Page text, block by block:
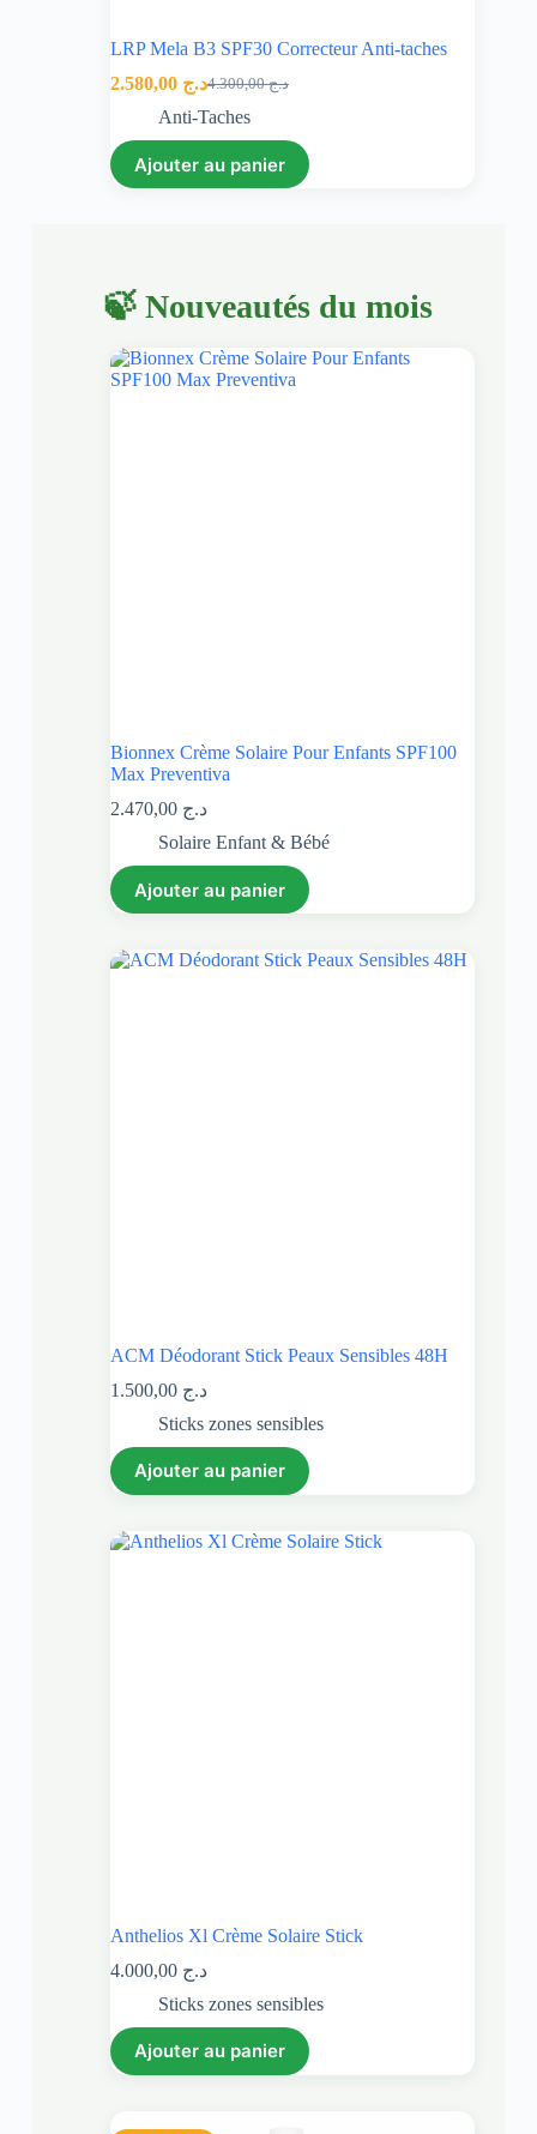
LRP Mela B3 SPF30 Correcteur Anti-taches
د.ج4.300,00 د.ج 2.580,00
Anti-Taches
Ajouter au panier
🍃 Nouveautés du mois
Bionnex Crème Solaire Pour Enfants SPF100
Max Preventiva
د.ج 2.470,00
Solaire Enfant & Bébé
Ajouter au panier
ACM Déodorant Stick Peaux Sensibles 48H
د.ج 1.500,00
Sticks zones sensibles
Ajouter au panier
Anthelios Xl Crème Solaire Stick
د.ج 4.000,00
Sticks zones sensibles
Ajouter au panier